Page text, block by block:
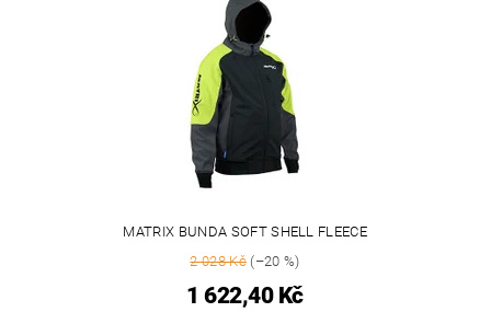
MATRIX BUNDA SOFT SHELL FLEECE
2 028 Kč (–20 %)
1 622,40 Kč